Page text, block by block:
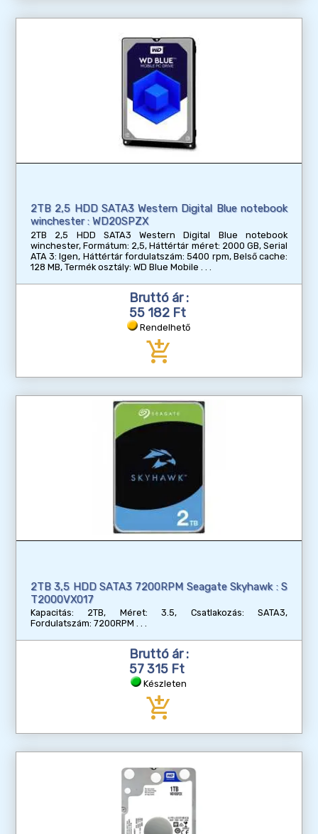
2TB 2,5 HDD SATA3 Western Digital Blue notebook
winchester : WD20SPZX
2TB 2,5 HDD SATA3 Western Digital Blue notebook
winchester, Formátum: 2,5, Háttértár méret: 2000 GB, Serial
ATA 3: Igen, Háttértár fordulatszám: 5400 rpm, Belső cache:
128 MB, Termék osztály: WD Blue Mobile
Bruttó ár :
55 182 Ft
Rendelhető
add_shopping_cart
2TB 3,5 HDD SATA3 7200RPM Seagate Skyhawk : S
T2000VX017
Kapacitás: 2TB, Méret: 3.5, Csatlakozás: SATA3,
Fordulatszám: 7200RPM
Bruttó ár :
57 315 Ft
Készleten
add_shopping_cart